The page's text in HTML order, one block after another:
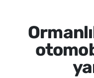
SPOR